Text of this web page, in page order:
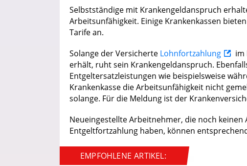
Selbstständige mit Krankengeldanspruch
Arbeitsunfähigkeit. Einige Krankenkassen
Tarife an.
Solange der Versicherte Lohnfortzahlung
im
erhält, ruht sein Krankengeldanspruch.
Entgeltersatzleistungen wie beispielsweise
Krankenkasse die Arbeitsunfähigkeit nicht
solange. Für die Meldung ist der
Neueingestellte Arbeitnehmer, die noch
Entgeltfortzahlung haben, können
EMPFOHLENE ARTIKEL: